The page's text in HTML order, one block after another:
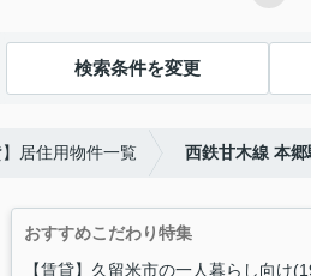
検索条件を変更
居住用物件一覧 西鉄甘木線 本
おすすめこだわり特集
【賃貸】久留米市の一人暮らし向け